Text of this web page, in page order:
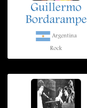
Guillermo
Bordarampe
Argentina
Rock